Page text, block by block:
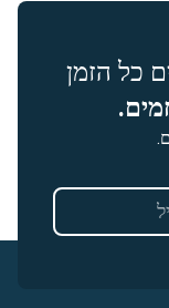
כל הזמן